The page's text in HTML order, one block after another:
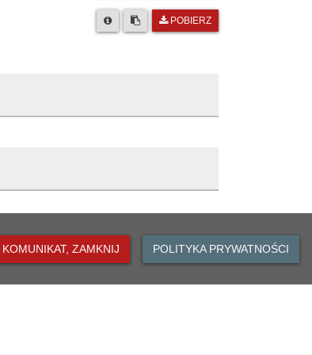
POBIERZ
Publikacja artykułu
ZAMKNIJ POLITYKA PRYWATNOŚCI